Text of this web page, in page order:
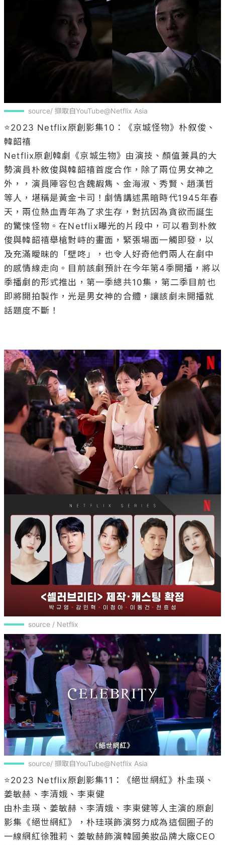
source/ 擷取自YouTube@Netflix Asia
⭐2023 Netflix原創影集10：《京城怪物》朴叙俊、
韓韶禧
Netflix原創韓劇《京城生物》由演技、顏值兼具的大
勢演員朴敘俊與韓韶禧首度合作，除了兩位男女神之
外，，演員陣容包含魏嘏雋、金海淑、秀賢、趙漢哲
等人，堪稱是黃金卡司！劇情講述黑暗時代1945年春
天，兩位熱血青年為了求生存，對抗因為貪欲而誕生
的驚悚怪物。在Netflix曝光的片段中，可以看到朴敘
俊與韓韶禧舉槍對峙的畫面，緊張場面一觸即發，以
及充滿曖昧的「壁咚」，也令人好奇他們兩人在劇中
的感情線走向。目前該劇預計在今年第4季開播，將以
季播劇的形式推出，第一季總共10集，第二季目前也
即將開拍製作，光是男女神的合體，讓該劇未開播就
話題度不斷！
source / Netflix
source/ 擷取自YouTube@Netflix Asia
⭐2023 Netflix原創影集11：《絕世網紅》朴圭瑛、
姜敏赫、李清娥、李東健
由朴圭瑛、姜敏赫、李清娥、李東健等人主演的原創
影集《絕世網紅》，朴珪瑛飾演努力成為這個圈子的
一線網紅徐雅莉、姜敏赫飾演韓國美妝品牌大廠CEO
韓俊景，而李東健則飾演極度出色且背景顯赫的優雅
貴公子尹詩炫。故事講述名氣、金錢、權力，首爾網
紅界乍看光鮮亮麗，實則暗潮洶湧，八卦醜聞滿天
飛。將透過主角徐雅莉投身名氣代表著收入的網紅事
業，進而讓觀眾一窺周遭網紅的真實人生，了解這個
光鮮亮麗卻又充滿競爭的世界，將揭開網紅界生態秘